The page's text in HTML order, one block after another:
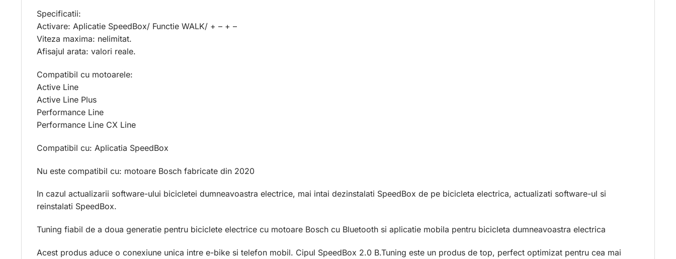
Specificatii:
Activare: Aplicatie SpeedBox/ Functie WALK/ + – + –
Viteza maxima: nelimitat.
Afisajul arata: valori reale.
Compatibil cu motoarele:
Active Line
Active Line Plus
Performance Line
Performance Line CX Line
Compatibil cu: Aplicatia SpeedBox
Nu este compatibil cu: motoare Bosch fabricate din 2020
In cazul actualizarii software-ului bicicletei dumneavoastra electrice, mai intai dezinstalati SpeedBox de pe bicicleta electrica, actualizati software-ul si
reinstalati SpeedBox.
Tuning fiabil de a doua generatie pentru biciclete electrice cu motoare Bosch cu Bluetooth si aplicatie mobila pentru bicicleta dumneavoastra electrica
Acest produs aduce o conexiune unica intre e-bike si telefon mobil. Cipul SpeedBox 2.0 B.Tuning este un produs de top, perfect optimizat pentru cea mai